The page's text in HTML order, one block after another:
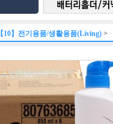
【10】전기용품/생활용품(Living) >